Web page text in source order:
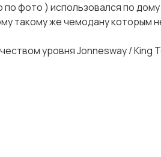
фото ) использовался по дому
такому же чемодану которым
уровня Jonnesway / King